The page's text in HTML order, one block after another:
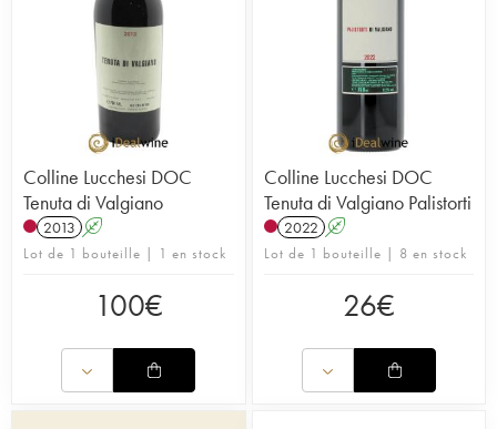
Colline Lucchesi DOC
Tenuta di Valgiano
2013 A
Lot de 1 bouteille | 1 en stock
100€
Colline Lucchesi DOC
Tenuta di Valgiano Palistorti
2022 A
Lot de 1 bouteille | 8 en stock
26€